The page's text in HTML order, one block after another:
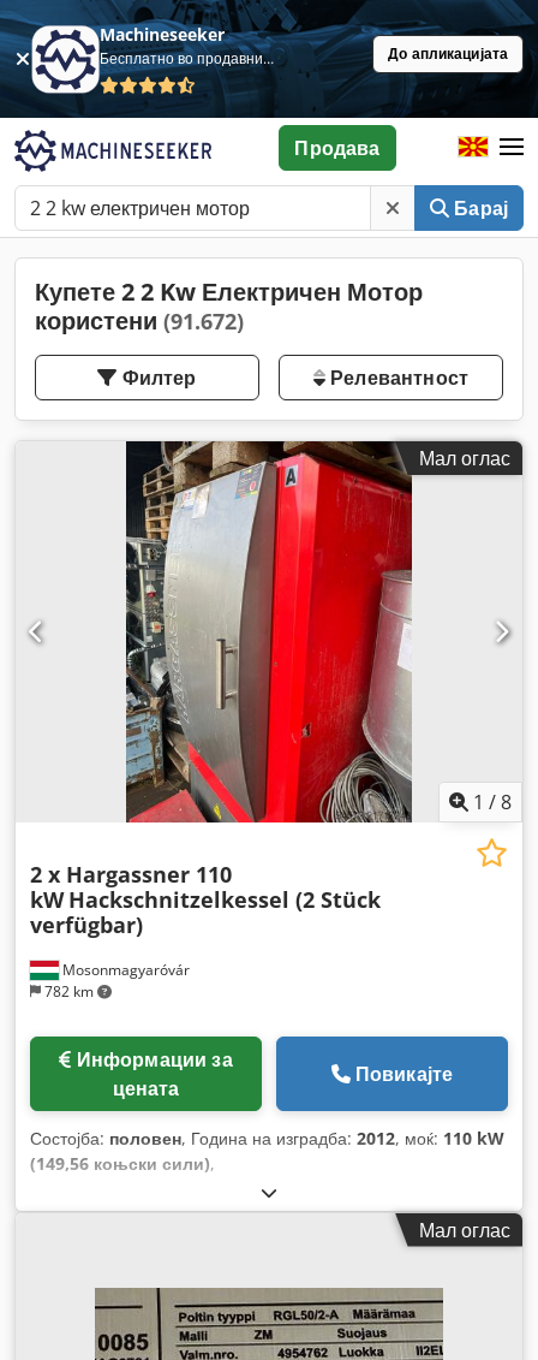
Machineseeker
Бесплатно во продавница До апликацијата
Барај
Продава
Купете 2 2 Kw Електричен Мотор
користени (91.672)
Филтер Релевантност
Мал оглас
1 /8
Mosonmagyaróvár
782 km
2 x Hargassner 110
kW Hackschnitzelkessel (2 Stück
verfügbar)
цената
Повикајте
Состојба: половен, Година на изградба: 2012, моќ: 110 kW
(149,56 коњски сили),
Мал оглас